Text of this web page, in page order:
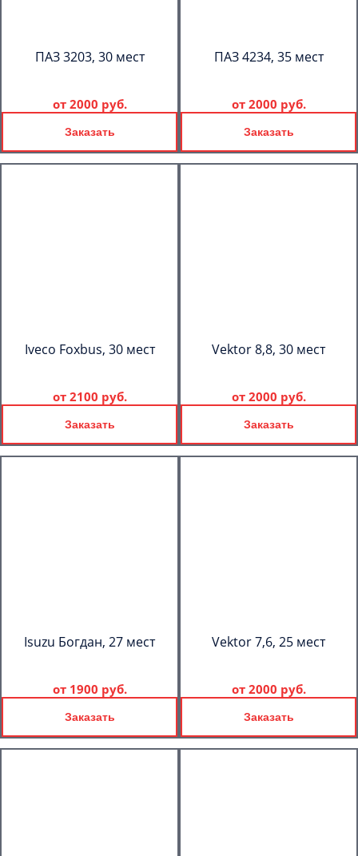
ПАЗ 3203, 30 мест
от 2000 руб.
Заказать
ПАЗ 4234, 35 мест
от 2000 руб.
Заказать
Iveco Foxbus, 30 мест
от 2100 руб.
Заказать
Vektor 8,8, 30 мест
от 2000 руб.
Заказать
Isuzu Богдан, 27 мест
от 1900 руб.
Заказать
Vektor 7,6, 25 мест
от 2000 руб.
Заказать